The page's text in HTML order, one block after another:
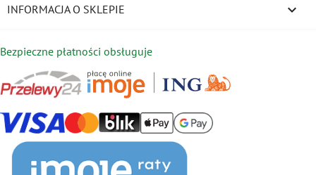
INFORMACJA O SKLEPIE keyboard_arrow_down
Bezpieczne płatności obsługuje